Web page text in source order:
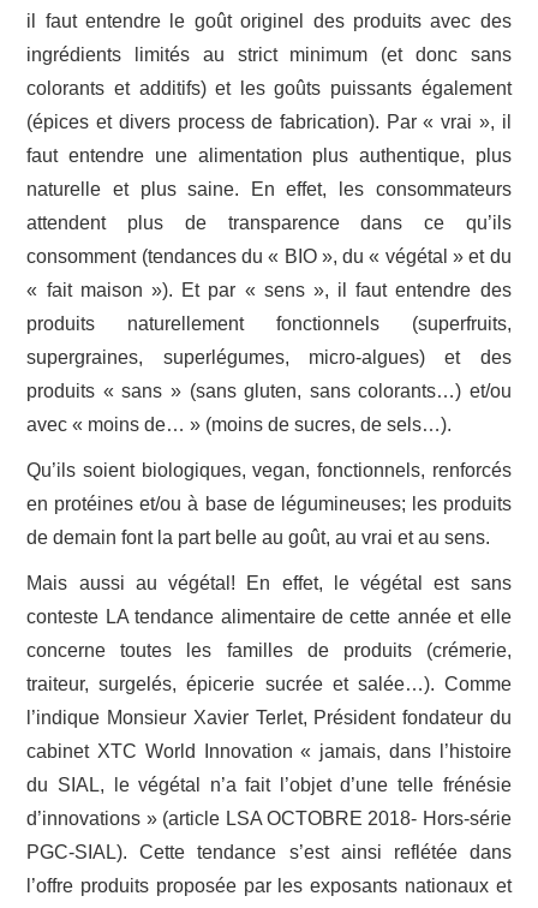
il faut entendre le goût originel des produits avec des
ingrédients limités au strict minimum (et donc sans
colorants et additifs) et les goûts puissants également
(épices et divers process de fabrication). Par « vrai », il
faut entendre une alimentation plus authentique, plus
naturelle et plus saine. En effet, les consommateurs
attendent plus de transparence dans ce qu’ils
consomment (tendances du « BIO », du « végétal » et du
« fait maison »). Et par « sens », il faut entendre des
produits naturellement fonctionnels (superfruits,
supergraines, superlégumes, micro-algues) et des
produits « sans » (sans gluten, sans colorants…) et/ou
avec « moins de… » (moins de sucres, de sels…).
Qu’ils soient biologiques, vegan, fonctionnels, renforcés
en protéines et/ou à base de légumineuses; les produits
de demain font la part belle au goût, au vrai et au sens.
Mais aussi au végétal! En effet, le végétal est sans
conteste LA tendance alimentaire de cette année et elle
concerne toutes les familles de produits (crémerie,
traiteur, surgelés, épicerie sucrée et salée…). Comme
l’indique Monsieur Xavier Terlet, Président fondateur du
cabinet XTC World Innovation « jamais, dans l’histoire
du SIAL, le végétal n’a fait l’objet d’une telle frénésie
d’innovations » (article LSA OCTOBRE 2018- Hors-série
PGC-SIAL). Cette tendance s’est ainsi reflétée dans
l’offre produits proposée par les exposants nationaux et